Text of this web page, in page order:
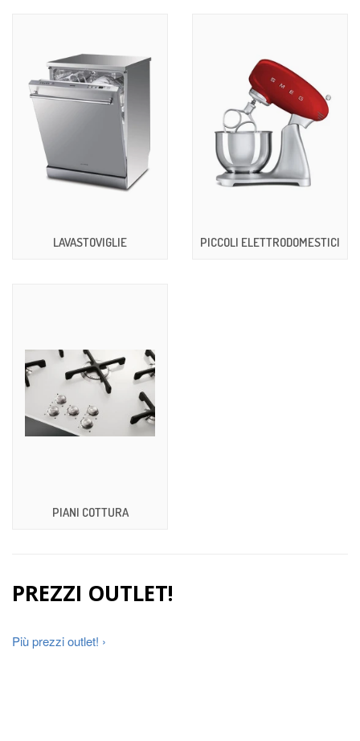
LAVASTOVIGLIE PICCOLI ELETTRODOMESTICI
PIANI COTTURA
PREZZI OUTLET!
Più prezzi outlet! ›